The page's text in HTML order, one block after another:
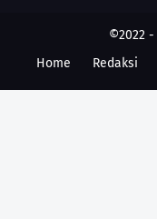
©2022 -
Home
Redaksi